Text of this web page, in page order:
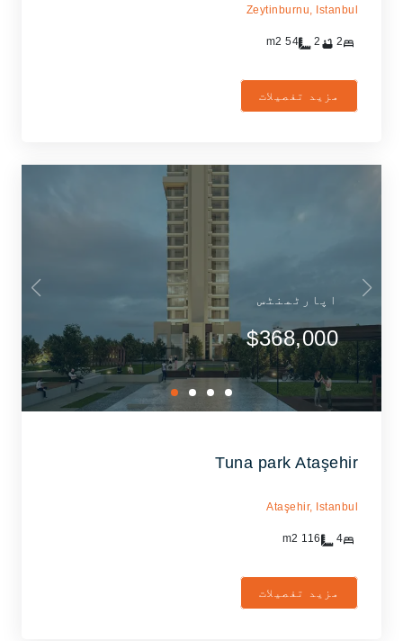
Zeytinburnu, Istanbul
2
2
54
مزید تفصیلات
اپارٹمنٹس
$368,000
Tuna park Ataşehir
Ataşehir, Istanbul
4
116
مزید تفصیلات